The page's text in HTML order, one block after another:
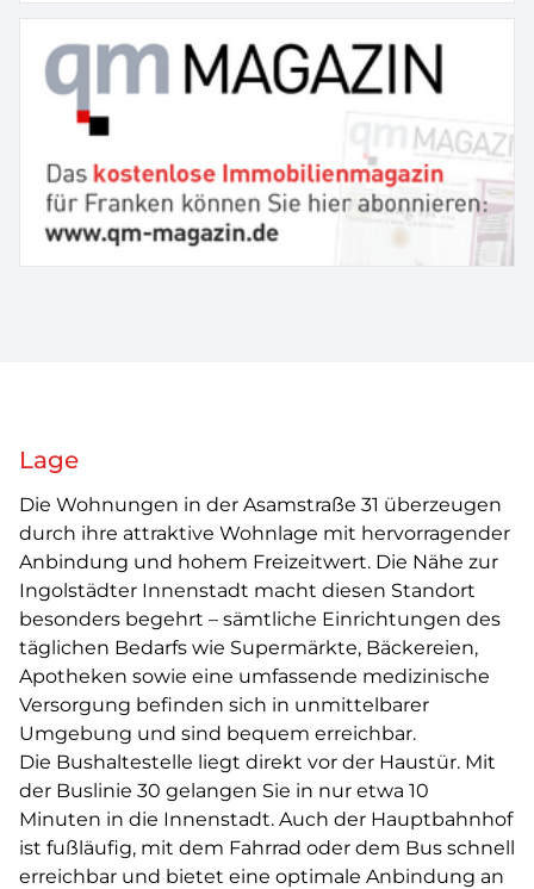
Lage
Die Wohnungen in der Asamstraße 31 überzeugen
durch ihre attraktive Wohnlage mit hervorragender
Anbindung und hohem Freizeitwert. Die Nähe zur
Ingolstädter Innenstadt macht diesen Standort
besonders begehrt – sämtliche Einrichtungen des
täglichen Bedarfs wie Supermärkte, Bäckereien,
Apotheken sowie eine umfassende medizinische
Versorgung befinden sich in unmittelbarer
Umgebung und sind bequem erreichbar.
Die Bushaltestelle liegt direkt vor der Haustür. Mit
der Buslinie 30 gelangen Sie in nur etwa 10
Minuten in die Innenstadt. Auch der Hauptbahnhof
ist fußläufig, mit dem Fahrrad oder dem Bus schnell
erreichbar und bietet eine optimale Anbindung an